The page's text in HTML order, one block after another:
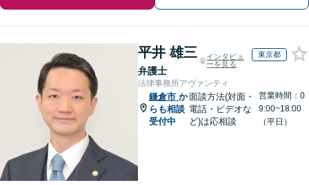
平井 雄三
弁護士
インタビュ
ーを見る
東京都
法律事務所アヴァンティ
鎌倉市 か
らも相談
受付中
面談方法(対面・
電話・ビデオな
ど)は応相談
営業時間：0
9:00~18:00
（平日）